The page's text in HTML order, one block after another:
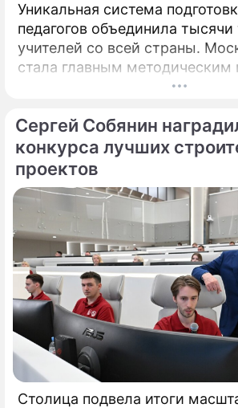
Уникальная система
педагогов объединила тысячи
учителей со всей страны.
стала главным методическим
центром России, где
талантов.
Сергей Собянин
конкурса лучших
проектов
Столица подвела итоги